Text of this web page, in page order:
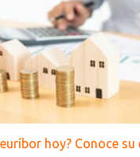
hoy? Conoce